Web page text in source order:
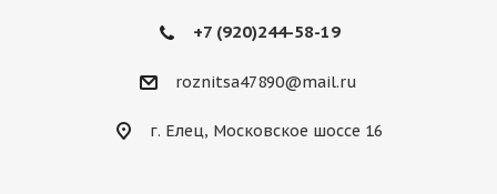
+7 (920)244-58-19
roznitsa47890@mail.ru
г. Елец, Московское шоссе 16